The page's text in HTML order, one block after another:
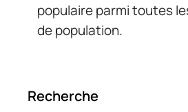
populaire parmi toutes
de population.
Recherche